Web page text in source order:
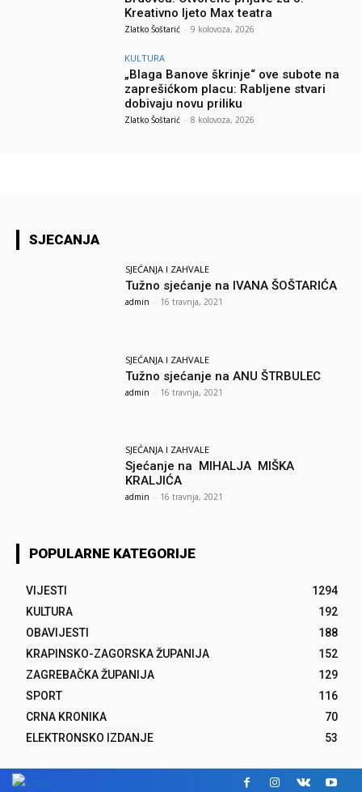
Kreativno ljeto Max teatra
Zlatko Šoštarić - 9 kolovoza, 2026
KULTURA
„Blaga Banove škrinje“ ove subote na
zaprešićkom placu: Rabljene stvari
dobivaju novu priliku
Zlatko Šoštarić - 8 kolovoza, 2026
SJECANJA
SJEĆANJA I ZAHVALE
Tužno sjećanje na IVANA ŠOŠTARIĆA
admin - 16 travnja, 2021
SJEĆANJA I ZAHVALE
Tužno sjećanje na ANU ŠTRBULEC
admin - 16 travnja, 2021
SJEĆANJA I ZAHVALE
Sjećanje na MIHALJA MIŠKA
KRALJIĆA
admin - 16 travnja, 2021
POPULARNE KATEGORIJE
VIJESTI
1294
KULTURA
192
OBAVIJESTI
188
KRAPINSKO-ZAGORSKA ŽUPANIJA
152
ZAGREBAČKA ŽUPANIJA
129
SPORT
116
CRNA KRONIKA
70
ELEKTRONSKO IZDANJE
53